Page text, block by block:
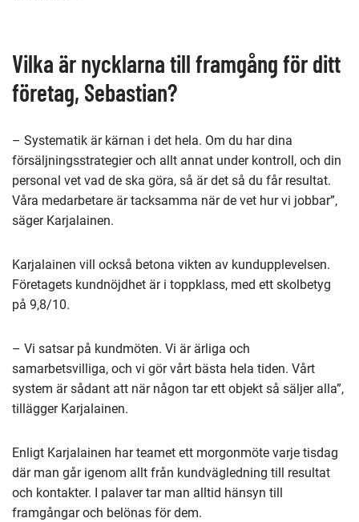
Vilka är nycklarna till framgång för ditt
företag, Sebastian?
– Systematik är kärnan i det hela. Om du har dina
försäljningsstrategier och allt annat under kontroll, och din
personal vet vad de ska göra, så är det så du får resultat.
Våra medarbetare är tacksamma när de vet hur vi jobbar”,
säger Karjalainen.
Karjalainen vill också betona vikten av kundupplevelsen.
Företagets kundnöjdhet är i toppklass, med ett skolbetyg
på 9,8/10.
– Vi satsar på kundmöten. Vi är ärliga och
samarbetsvilliga, och vi gör vårt bästa hela tiden. Vårt
system är sådant att när någon tar ett objekt så säljer alla”,
tillägger Karjalainen.
Enligt Karjalainen har teamet ett morgonmöte varje tisdag
där man går igenom allt från kundvägledning till resultat
och kontakter. I palaver tar man alltid hänsyn till
framgångar och belönas för dem.